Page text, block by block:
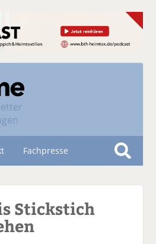
Fachpresse
S
Stickstich